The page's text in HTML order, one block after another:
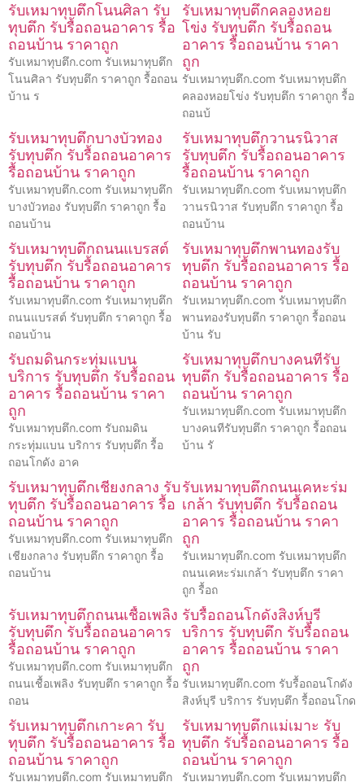
รับเหมาทุบตึกโนนศิลา รับ
ทุบตึก รับรื้อถอนอาคาร รื้อ
ถอนบ้าน ราคาถูก
รับเหมาทุบตึก.com รับเหมาทุบตึก
โนนศิลา รับทุบตึก ราคาถูก รื้อถอน
บ้าน ร
รับเหมาทุบตึกคลองหอย
โข่ง รับทุบตึก รับรื้อถอน
อาคาร รื้อถอนบ้าน ราคา
ถูก
รับเหมาทุบตึก.com รับเหมาทุบตึก
คลองหอยโข่ง รับทุบตึก ราคาถูก รื้อ
ถอนบ้
รับเหมาทุบตึกบางบัวทอง
รับทุบตึก รับรื้อถอนอาคาร
รื้อถอนบ้าน ราคาถูก
รับเหมาทุบตึก.com รับเหมาทุบตึก
บางบัวทอง รับทุบตึก ราคาถูก รื้อ
ถอนบ้าน
รับเหมาทุบตึกวานรนิวาส
รับทุบตึก รับรื้อถอนอาคาร
รื้อถอนบ้าน ราคาถูก
รับเหมาทุบตึก.com รับเหมาทุบตึก
วานรนิวาส รับทุบตึก ราคาถูก รื้อ
ถอนบ้าน
รับเหมาทุบตึกถนนแบรสต์
รับทุบตึก รับรื้อถอนอาคาร
รื้อถอนบ้าน ราคาถูก
รับเหมาทุบตึก.com รับเหมาทุบตึก
ถนนแบรสต์ รับทุบตึก ราคาถูก รื้อ
ถอนบ้าน
รับเหมาทุบตึกพานทองรับ
ทุบตึก รับรื้อถอนอาคาร รื้อ
ถอนบ้าน ราคาถูก
รับเหมาทุบตึก.com รับเหมาทุบตึก
พานทองรับทุบตึก ราคาถูก รื้อถอน
บ้าน รับ
รับถมดินกระทุ่มแบน
บริการ รับทุบตึก รับรื้อถอน
อาคาร รื้อถอนบ้าน ราคา
ถูก
รับเหมาทุบตึก.com รับถมดิน
กระทุ่มแบน บริการ รับทุบตึก รื้อ
ถอนโกดัง อาค
รับเหมาทุบตึกบางคนทีรับ
ทุบตึก รับรื้อถอนอาคาร รื้อ
ถอนบ้าน ราคาถูก
รับเหมาทุบตึก.com รับเหมาทุบตึก
บางคนทีรับทุบตึก ราคาถูก รื้อถอน
บ้าน รั
รับเหมาทุบตึกเชียงกลาง รับ
ทุบตึก รับรื้อถอนอาคาร รื้อ
ถอนบ้าน ราคาถูก
รับเหมาทุบตึก.com รับเหมาทุบตึก
เชียงกลาง รับทุบตึก ราคาถูก รื้อ
ถอนบ้าน
รับเหมาทุบตึกถนนเคหะร่ม
เกล้า รับทุบตึก รับรื้อถอน
อาคาร รื้อถอนบ้าน ราคา
ถูก
รับเหมาทุบตึก.com รับเหมาทุบตึก
ถนนเคหะร่มเกล้า รับทุบตึก ราคา
ถูก รื้อถ
รับเหมาทุบตึกถนนเชื้อเพลิง
รับทุบตึก รับรื้อถอนอาคาร
รื้อถอนบ้าน ราคาถูก
รับเหมาทุบตึก.com รับเหมาทุบตึก
ถนนเชื้อเพลิง รับทุบตึก ราคาถูก รื้อ
ถอน
รับรื้อถอนโกดังสิงห์บุรี
บริการ รับทุบตึก รับรื้อถอน
อาคาร รื้อถอนบ้าน ราคา
ถูก
รับเหมาทุบตึก.com รับรื้อถอนโกดัง
สิงห์บุรี บริการ รับทุบตึก รื้อถอนโกด
รับเหมาทุบตึกเกาะคา รับ
ทุบตึก รับรื้อถอนอาคาร รื้อ
ถอนบ้าน ราคาถูก
รับเหมาทุบตึก.com รับเหมาทุบตึก
รับเหมาทุบตึกแม่เมาะ รับ
ทุบตึก รับรื้อถอนอาคาร รื้อ
ถอนบ้าน ราคาถูก
รับเหมาทุบตึก.com รับเหมาทุบตึก